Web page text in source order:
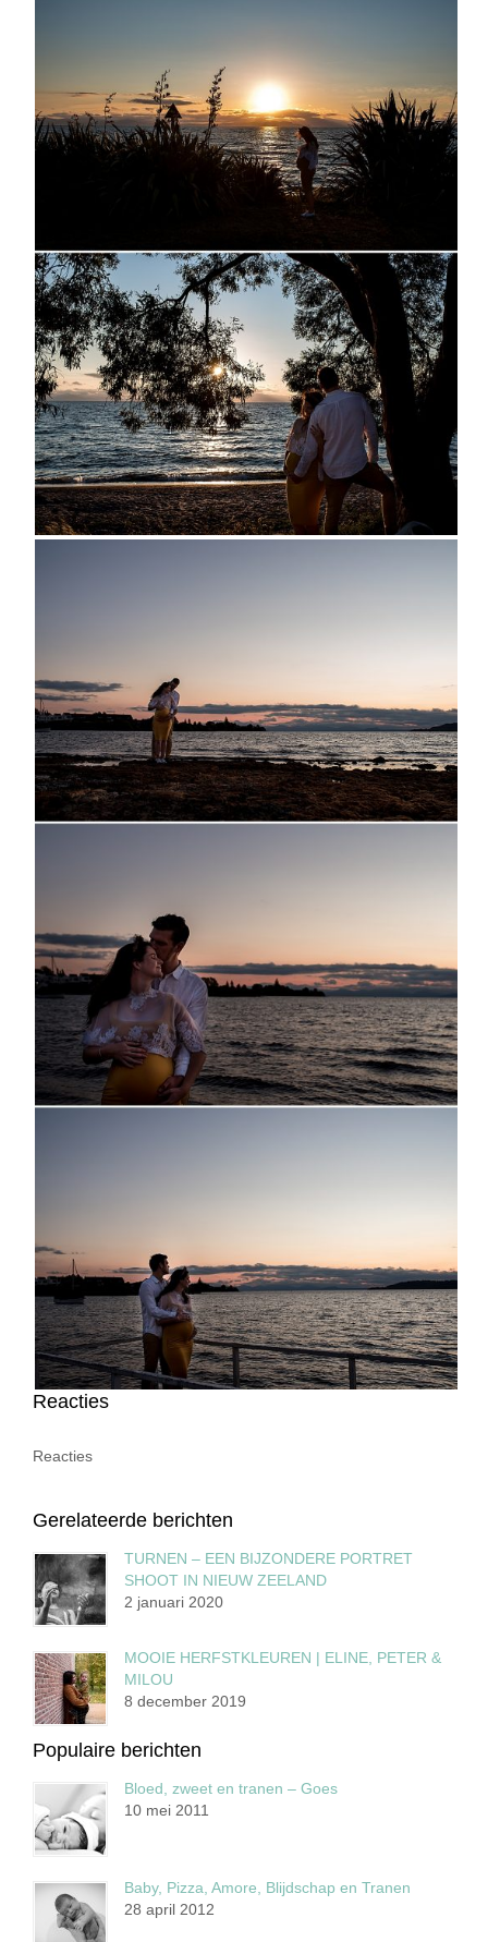
Reacties
Reacties
Gerelateerde berichten
TURNEN – EEN BIJZONDERE PORTRET
SHOOT IN NIEUW ZEELAND
2 januari 2020
MOOIE HERFSTKLEUREN | ELINE, PETER &
MILOU
8 december 2019
Populaire berichten
Bloed, zweet en tranen – Goes
10 mei 2011
Baby, Pizza, Amore, Blijdschap en Tranen
28 april 2012